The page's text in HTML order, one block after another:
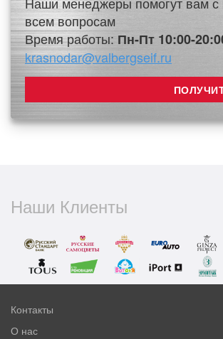
всем вопросам
Время работы: Пн-Пт 10:00-
krasnodar@valbergseif.ru
Наши Клиенты
Контакты
О нас